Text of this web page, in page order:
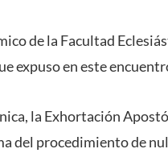
de la Facultad
expuso en este
la Exhortación
del procedimiento de